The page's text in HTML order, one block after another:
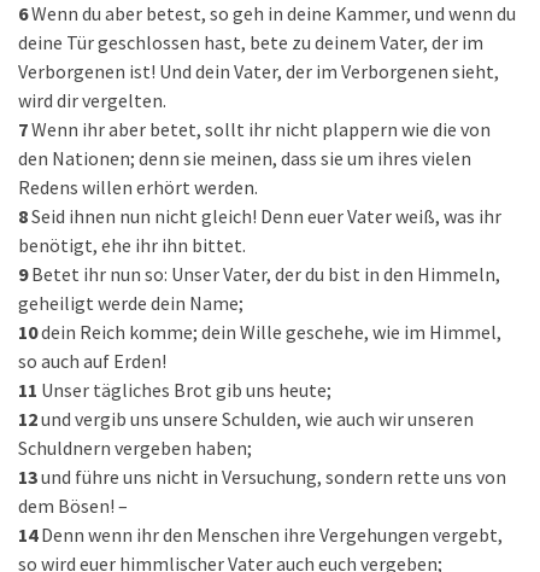
6Wenn du aber betest, so geh in deine Kammer, und wenn du
deine Tür geschlossen hast, bete zu deinem Vater, der im
Verborgenen ist! Und dein Vater, der im Verborgenen sieht,
wird dir vergelten.
7Wenn ihr aber betet, sollt ihr nicht plappern wie die von
den Nationen; denn sie meinen, dass sie um ihres vielen
Redens willen erhört werden.
8Seid ihnen nun nicht gleich! Denn euer Vater weiß, was ihr
benötigt, ehe ihr ihn bittet.
9 Betet ihr nun so: Unser Vater, der du bist in den Himmeln,
geheiligt werde dein Name;
10dein Reich komme; dein Wille geschehe, wie im Himmel,
so auch auf Erden!
11 Unser tägliches Brot gib uns heute;
12und vergib uns unsere Schulden, wie auch wir unseren
Schuldnern vergeben haben;
13und führe uns nicht in Versuchung, sondern rette uns von
dem Bösen! –
14 Denn wenn ihr den Menschen ihre Vergehungen vergebt,
so wird euer himmlischer Vater auch euch vergeben;